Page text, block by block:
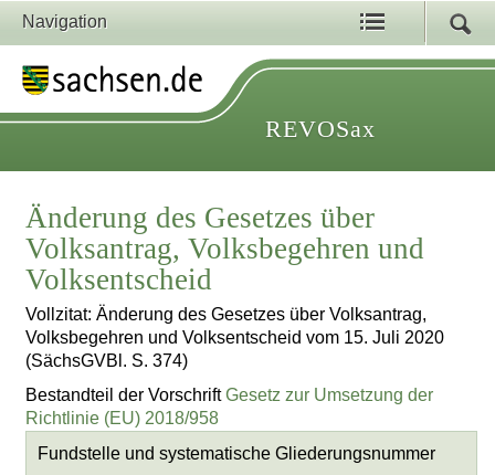
Navigation
REVOSax
Änderung des Gesetzes über
Volksantrag, Volksbegehren und
Volksentscheid
Vollzitat: Änderung des Gesetzes über Volksantrag,
Volksbegehren und Volksentscheid vom 15. Juli 2020
(SächsGVBl. S. 374)
Bestandteil der VorschriftGesetz zur Umsetzung der
Richtlinie (EU) 2018/958
Fundstelle und systematische Gliederungsnummer